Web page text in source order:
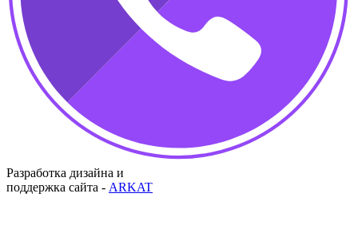
Разработка дизайна и
поддержка сайта - ARKAT